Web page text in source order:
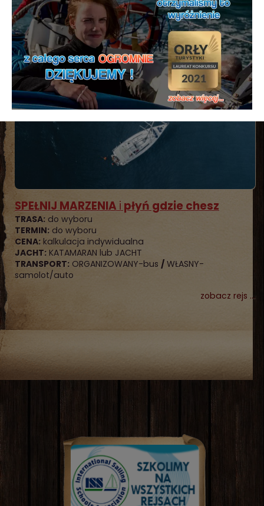
JACHT: katamaran BALI catspace z 2025 r
TRANSPORT:WŁASNY-samolot
zobacz rejs ...
REJSY morskie JACHTEM na życzenie
SPEŁNIJ MARZENIAi płyń gdzie chesz
TRASA: do wyboru
TERMIN: do wyboru
CENA: kalkulacja indywidualna
JACHT: KATAMARAN lub JACHT
TRANSPORT: ORGANIZOWANY-bus / WŁASNY-
samolot/auto
zobacz rejs ...